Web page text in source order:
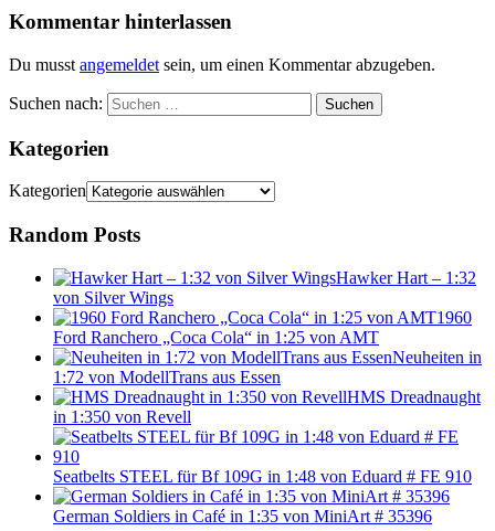
Kommentar hinterlassen
Du musst angemeldet sein, um einen Kommentar abzugeben.
Suchen nach: Suchen
Kategorien
Kategorien
Random Posts
Hawker Hart – 1:32
von Silver Wings
1960
Ford Ranchero „Coca Cola“ in 1:25 von AMT
Neuheiten in
1:72 von ModellTrans aus Essen
HMS Dreadnaught
in 1:350 von Revell
Seatbelts STEEL für Bf 109G in 1:48 von Eduard # FE 910
German Soldiers in Café in 1:35 von MiniArt # 35396